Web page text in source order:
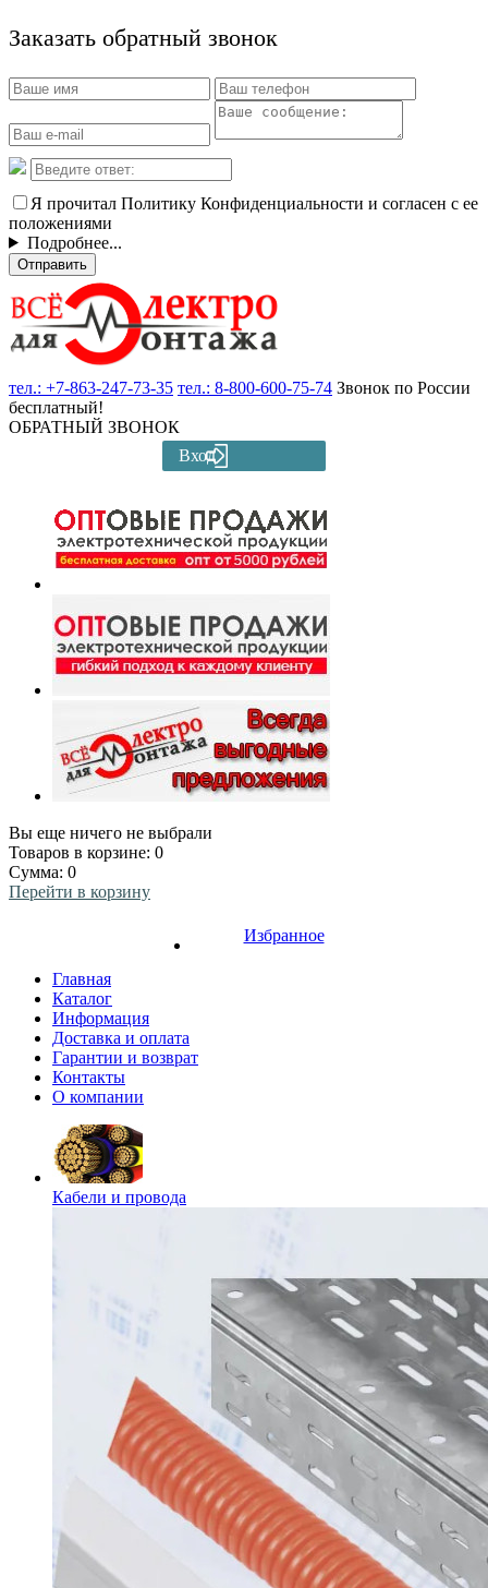
Заказать обратный звонок
Я прочитал Политику Конфиденциальности и согласен с ее
положениями
Подробнее...
Отправить
тел.: +7-863-247-73-35 тел.: 8-800-600-75-74 Звонок по России
бесплатный!
ОБРАТНЫЙ ЗВОНОК
Вход
Вы еще ничего не выбрали
Товаров в корзине: 0
Сумма: 0
Перейти в корзину
Избранное
Главная
Каталог
Информация
Доставка и оплата
Гарантии и возврат
Контакты
О компании
Кабели и провода